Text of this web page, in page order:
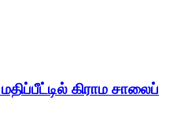
கிராம சாலைப்